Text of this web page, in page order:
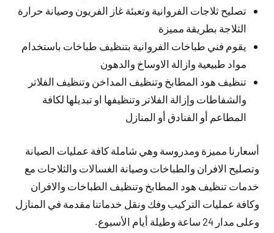
تصليح ثلاجات الفروانية وتعبئة غاز الفريون وصيانة حرارة
الثلاجة بطريقة مميزة
يقوم فني طباخات الفروانية بتنظيف طباخات باستخدام
مواد طبيعية وازالة الاوساخ والدهون
تنظيف هود المطابخ وتنظيف المداخن وتنظيف الفلاتر
والشفاطات وإزالة الفلاتر وتنظيفها او تبديلها لكافة
المطاعم أو الفنادق أو المنازل
أسعارنا مميزة ومدروسة وهي شاملة كافة عمليات الصيانة
وتصليح الافران والطباخات وصيانة الغسالات والثلاجات مع
خدمات تنظيف هود المطابخ وتنظيف الطباخات والافران
وكافة عمليات التركيب وفك ونقل خدماتنا مقدمة في المنازل
وعلى مدار 24 ساعة وطيلة أيام الأسبوع.